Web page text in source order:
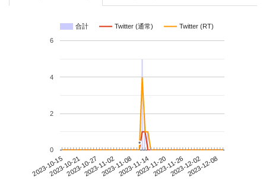
合計 Twitter (通常) Twitter (RT)
2023-10-152023-10-212023-10-272023-11-022023-11-082023-11-142023-11-202023-11-262023-12-022023-12-08
0
2
4
6
**